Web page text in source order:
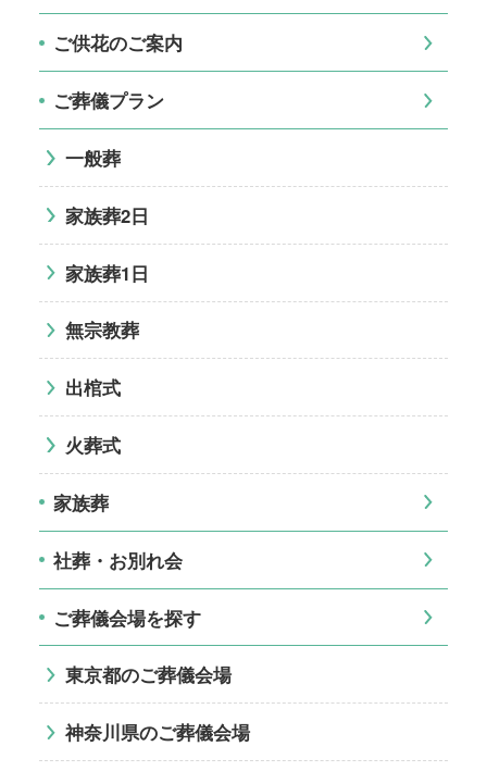
ご供花のご案内
ご葬儀プラン
一般葬
家族葬2日
家族葬1日
無宗教葬
出棺式
火葬式
家族葬
社葬・お別れ会
ご葬儀会場を探す
東京都のご葬儀会場
神奈川県のご葬儀会場